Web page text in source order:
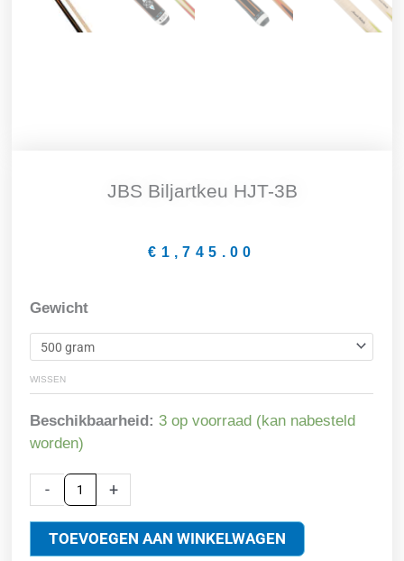
JBS Biljartkeu HJT-3B
€ 1,745.00
Gewicht
WISSEN
Beschikbaarheid: 3 op voorraad (kan nabesteld
worden)
-
JBS
HJT-
aantal
+
TOEVOEGEN AAN WINKELWAGEN